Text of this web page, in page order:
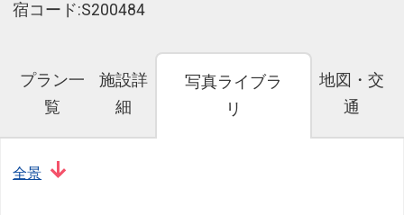
宿コード:S200484
プラン一
覧
施設詳
細
写真ライブラ
リ
地図・交
通
全景